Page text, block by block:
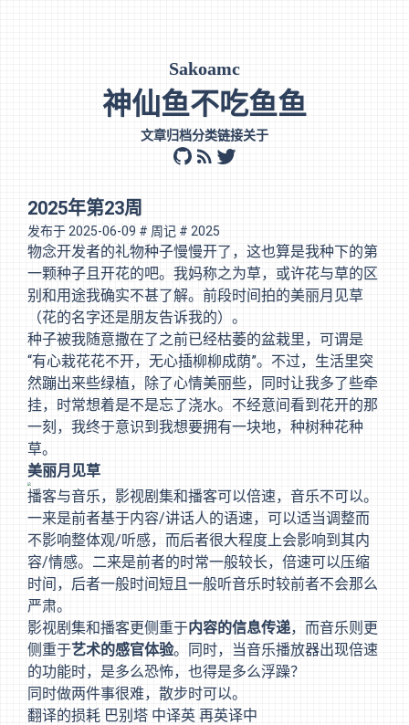
Sakoamc
神仙鱼不吃鱼鱼
文章归档分类链接关于
github
rss twitter
2025年第23周
发布于 2025-06-09 # 周记 # 2025
物念开发者的礼物种子慢慢开了，这也算是我种下的第
一颗种子且开花的吧。我妈称之为草，或许花与草的区
别和用途我确实不甚了解。前段时间拍的美丽月见草
（花的名字还是朋友告诉我的）。
种子被我随意撒在了之前已经枯萎的盆栽里，可谓是
“有心栽花花不开，无心插柳柳成荫”。不过，生活里突
然蹦出来些绿植，除了心情美丽些，同时让我多了些牵
挂，时常想着是不是忘了浇水。不经意间看到花开的那
一刻，我终于意识到我想要拥有一块地，种树种花种
草。
美丽月见草
播客与音乐，影视剧集和播客可以倍速，音乐不可以。
一来是前者基于内容/讲话人的语速，可以适当调整而
不影响整体观/听感，而后者很大程度上会影响到其内
容/情感。二来是前者的时常一般较长，倍速可以压缩
时间，后者一般时间短且一般听音乐时较前者不会那么
严肃。
影视剧集和播客更侧重于内容的信息传递，而音乐则更
侧重于艺术的感官体验。同时，当音乐播放器出现倍速
的功能时，是多么恐怖，也得是多么浮躁？
同时做两件事很难，散步时可以。
翻译的损耗 巴别塔 中译英 再英译中